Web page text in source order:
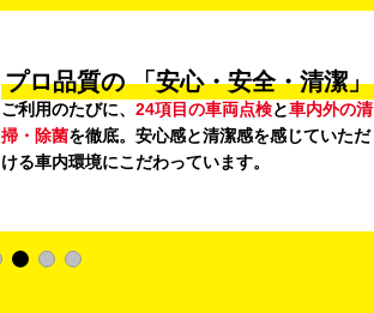
プロ品質の 「安心・安全・清潔」
ご利用のたびに、 24項目の車両点検と車内外の清
掃・除菌を徹底。安心感と清潔感を感じていただ
ける車内環境にこだわっています。